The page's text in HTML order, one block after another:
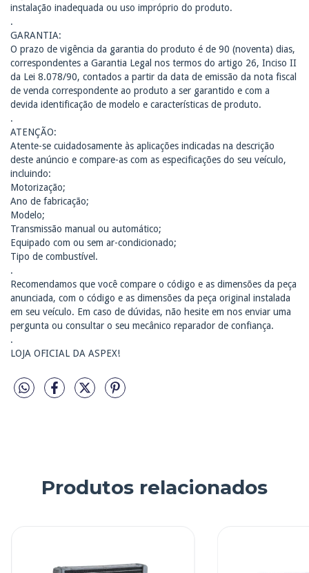
instalação inadequada ou uso impróprio do produto.
.
GARANTIA:
O prazo de vigência da garantia do produto é de 90 (noventa) dias,
correspondentes a Garantia Legal nos termos do artigo 26, Inciso II
da Lei 8.078/90, contados a partir da data de emissão da nota fiscal
de venda correspondente ao produto a ser garantido e com a
devida identificação de modelo e características de produto.
.
ATENÇÃO:
Atente-se cuidadosamente às aplicações indicadas na descrição
deste anúncio e compare-as com as especificações do seu veículo,
incluindo:
Motorização;
Ano de fabricação;
Modelo;
Transmissão manual ou automático;
Equipado com ou sem ar-condicionado;
Tipo de combustível.
.
Recomendamos que você compare o código e as dimensões da peça
anunciada, com o código e as dimensões da peça original instalada
em seu veículo. Em caso de dúvidas, não hesite em nos enviar uma
pergunta ou consultar o seu mecânico reparador de confiança.
.
LOJA OFICIAL DA ASPEX!
Produtos relacionados